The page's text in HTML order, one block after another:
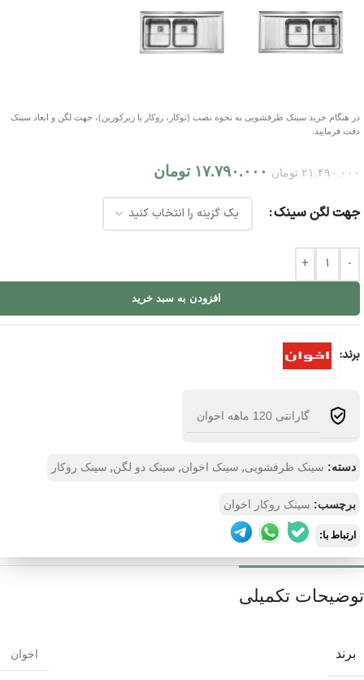
در هنگام خرید سینک ظرفشویی به نحوه نصب (توکار، روکار یا زیرکورین)، جهت لگن و ابعاد سینک
دقت فرمایید.
۲۱.۴۹۰.۰۰۰ تومان ۱۷.۷۹۰.۰۰۰ تومان
جهت لگن سینک
-
+
افزودن به سبد خرید
برند:
گارانتی 120 ماهه اخوان
دسته: سینک ظرفشویی, سینک اخوان, سینک دو لگن, سینک روکار
برچسب: سینک روکار اخوان
ارتباط با:
توضیحات تکمیلی
برند اخوان